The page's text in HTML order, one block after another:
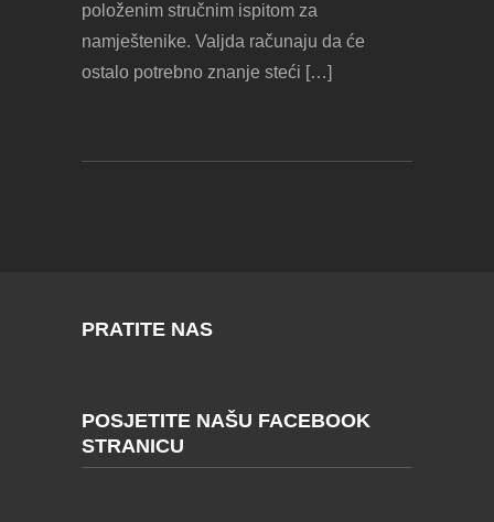
položenim stručnim ispitom za
namještenike. Valjda računaju da će
ostalo potrebno znanje steći […]
PRATITE NAS
POSJETITE NAŠU FACEBOOK
STRANICU